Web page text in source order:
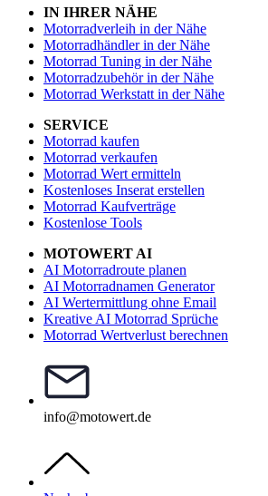
IN IHRER NÄHE
Motorradverleih in der Nähe
Motorradhändler in der Nähe
Motorrad Tuning in der Nähe
Motorradzubehör in der Nähe
Motorrad Werkstatt in der Nähe
SERVICE
Motorrad kaufen
Motorrad verkaufen
Motorrad Wert ermitteln
Kostenloses Inserat erstellen
Motorrad Kaufverträge
Kostenlose Tools
MOTOWERT AI
AI Motorradroute planen
AI Motorradnamen Generator
AI Wertermittlung ohne Email
Kreative AI Motorrad Sprüche
Motorrad Wertverlust berechnen
info@motowert.de